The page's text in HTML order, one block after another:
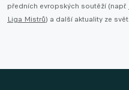
předních evropských soutěží (např.
Liga Mistrů) a další aktuality ze